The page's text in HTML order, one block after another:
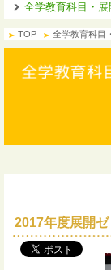
全学教育科目・
TOP 全学教育科目
2017年度展開